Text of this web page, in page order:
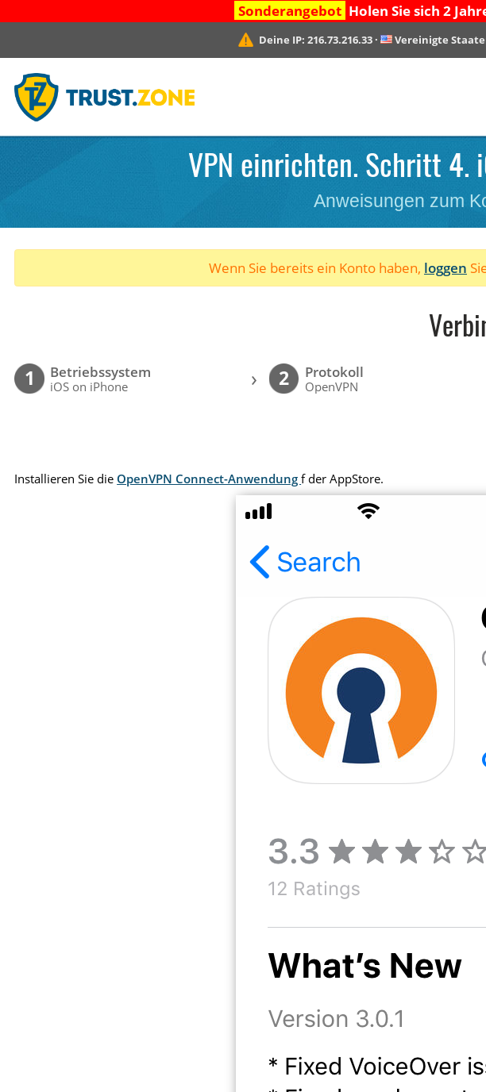
Sonderangebot Holen Sie sich 2
Deine IP:216.73.216.33 · Vereinigte
VPN einrichten. Schritt 4.
Anweisungen zum
Wenn Sie bereits ein Konto haben, loggen
1 Betriebssystem
iOS on iPhone › 2 Protokoll
OpenVPN
Installieren Sie die OpenVPN Connect-Anwendungf der AppStore.